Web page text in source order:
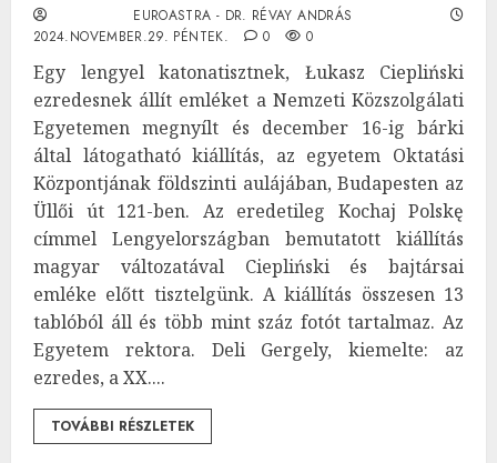
EUROASTRA - DR. RÉVAY ANDRÁS
2024.NOVEMBER.29. PÉNTEK.
0 0
Egy lengyel katonatisztnek, Łukasz Ciepliński
ezredesnek állít emléket a Nemzeti Közszolgálati
Egyetemen megnyílt és december 16-ig bárki
által látogatható kiállítás, az egyetem Oktatási
Központjának földszinti aulájában, Budapesten az
Üllői út 121-ben. Az eredetileg Kochaj Polskę
címmel Lengyelországban bemutatott kiállítás
magyar változatával Ciepliński és bajtársai
emléke előtt tisztelgünk. A kiállítás összesen 13
tablóból áll és több mint száz fotót tartalmaz. Az
Egyetem rektora. Deli Gergely, kiemelte: az
ezredes, a XX....
TOVÁBBI RÉSZLETEK